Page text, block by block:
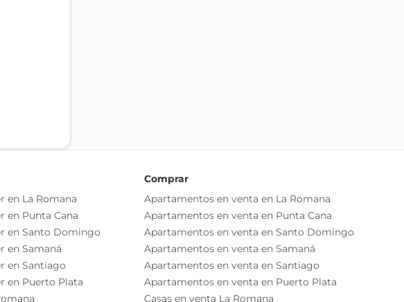
en La Romana
en Punta Cana
en Santo Domingo
en Samaná
en Santiago
en Puerto Plata
Comprar
Apartamentos en venta en La Romana
Apartamentos en venta en Punta Cana
Apartamentos en venta en Santo Domingo
Apartamentos en venta en Samaná
Apartamentos en venta en Santiago
Apartamentos en venta en Puerto Plata
Casas en venta La Romana